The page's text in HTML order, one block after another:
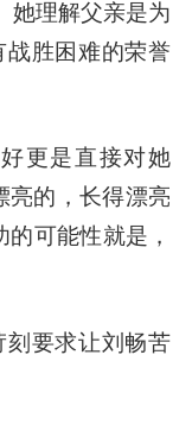
她理解父亲是为
胜困难的荣誉
更是直接对她
亮的，长得漂亮
可能性就是，
要求让刘畅苦